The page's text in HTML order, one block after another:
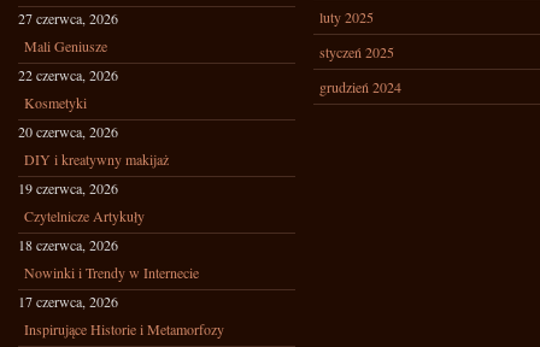
27 czerwca, 2026
Mali Geniusze
22 czerwca, 2026
Kosmetyki
20 czerwca, 2026
DIY i kreatywny makijaż
19 czerwca, 2026
Czytelnicze Artykuły
18 czerwca, 2026
Nowinki i Trendy w Internecie
17 czerwca, 2026
Inspirujące Historie i Metamorfozy
luty 2025
styczeń 2025
grudzień 2024